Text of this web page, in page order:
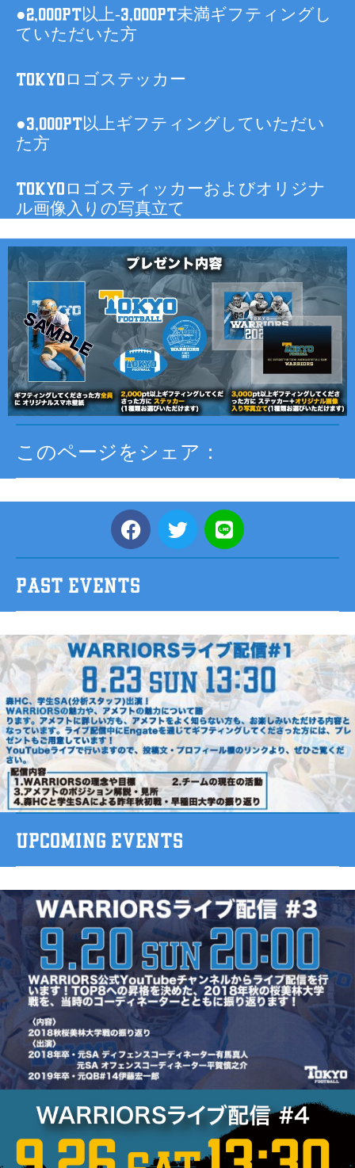
●2,000pt以上-3,000pt未満ギフティングし
ていただいた方
TOKYOロゴステッカー
●3,000pt以上ギフティングしていただい
た方
TOKYOロゴスティッカーおよびオリジナ
ル画像入りの写真立て
このページをシェア：
PAST EVENTS
UPCOMING EVENTS